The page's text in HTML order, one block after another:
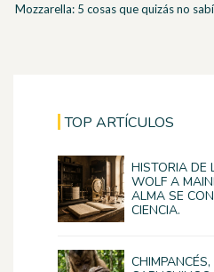
Mozzarella: 5 cosas que quizás no
TOP ARTÍCULOS
HISTORIA DE
WOLF A
ALMA SE
CIENCIA.